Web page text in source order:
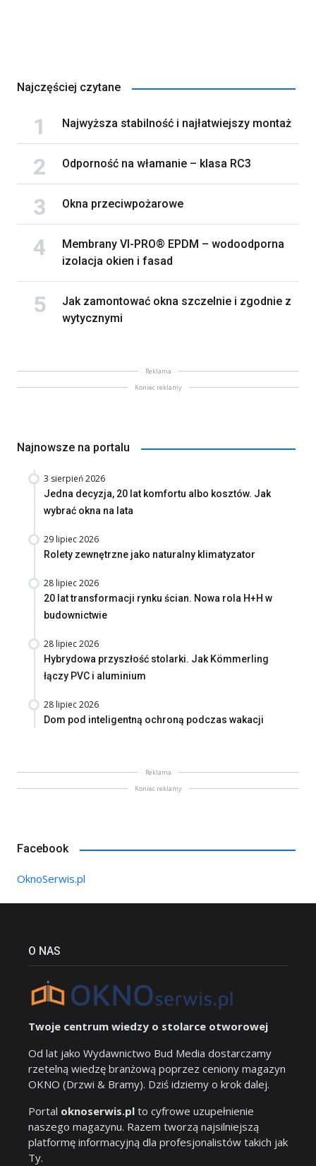
Najczęściej czytane
Najwyższa stabilność i najłatwiejszy montaż
Odporność na włamanie – klasa RC3
Okna przeciwpożarowe
Membrany VI-PRO® EPDM – wodoodporna
izolacja okien i fasad
Jak zamontować okna szczelnie i zgodnie z
wytycznymi
Reklama
Koniec reklamy
Najnowsze na portalu
3 sierpień 2026
Jedna decyzja, 20 lat komfortu albo kosztów. Jak
wybrać okna na lata
29 lipiec 2026
Rolety zewnętrzne jako naturalny klimatyzator
28 lipiec 2026
20 lat transformacji rynku ścian. Nowa rola H+H w
budownictwie
28 lipiec 2026
Hybrydowa przyszłość stolarki. Jak Kömmerling
łączy PVC i aluminium
28 lipiec 2026
Dom pod inteligentną ochroną podczas wakacji
Reklama
Koniec reklamy
Facebook
OknoSerwis.pl
O NAS
Twoje centrum wiedzy o stolarce otworowej
Od lat jako Wydawnictwo Bud Media dostarczamy
rzetelną wiedzę branżową poprzez ceniony magazyn
OKNO (Drzwi & Bramy). Dziś idziemy o krok dalej.
Portal oknoserwis.pl to cyfrowe uzupełnienie
naszego magazynu. Razem tworzą najsilniejszą
platformę informacyjną dla profesjonalistów takich jak
Ty.